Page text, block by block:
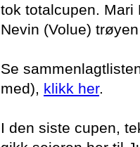
tok totalcupen. Mari
Nevin (Volue)
Se
med), klikk her.
I den siste cupen,